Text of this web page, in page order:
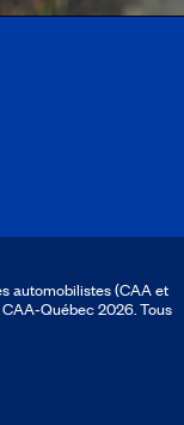
automobilistes (CAA et
2026. Tous